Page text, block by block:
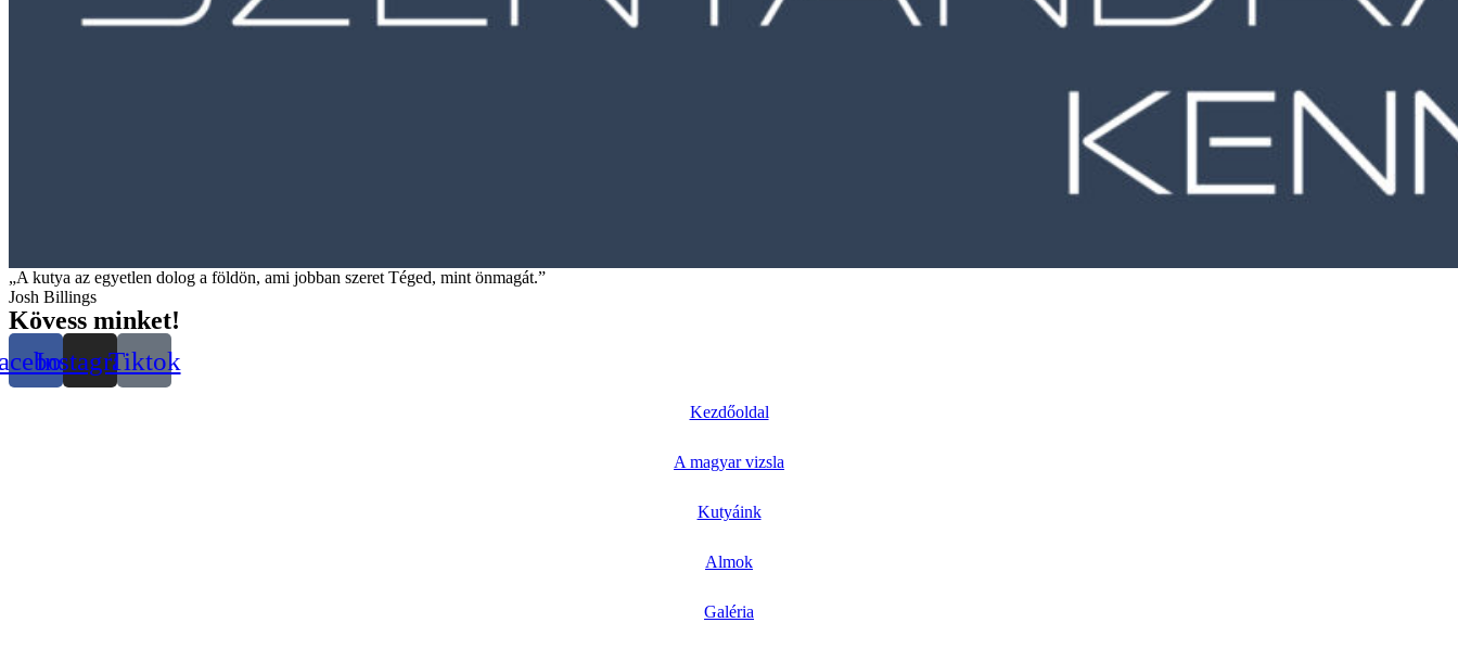
„A kutya az egyetlen dolog a földön, ami jobban szeret Téged, mint önmagát.”
Josh Billings
Kövess minket!
InstagramTiktok
Kezdőoldal
A magyar vizsla
Kutyáink
Almok
Galéria